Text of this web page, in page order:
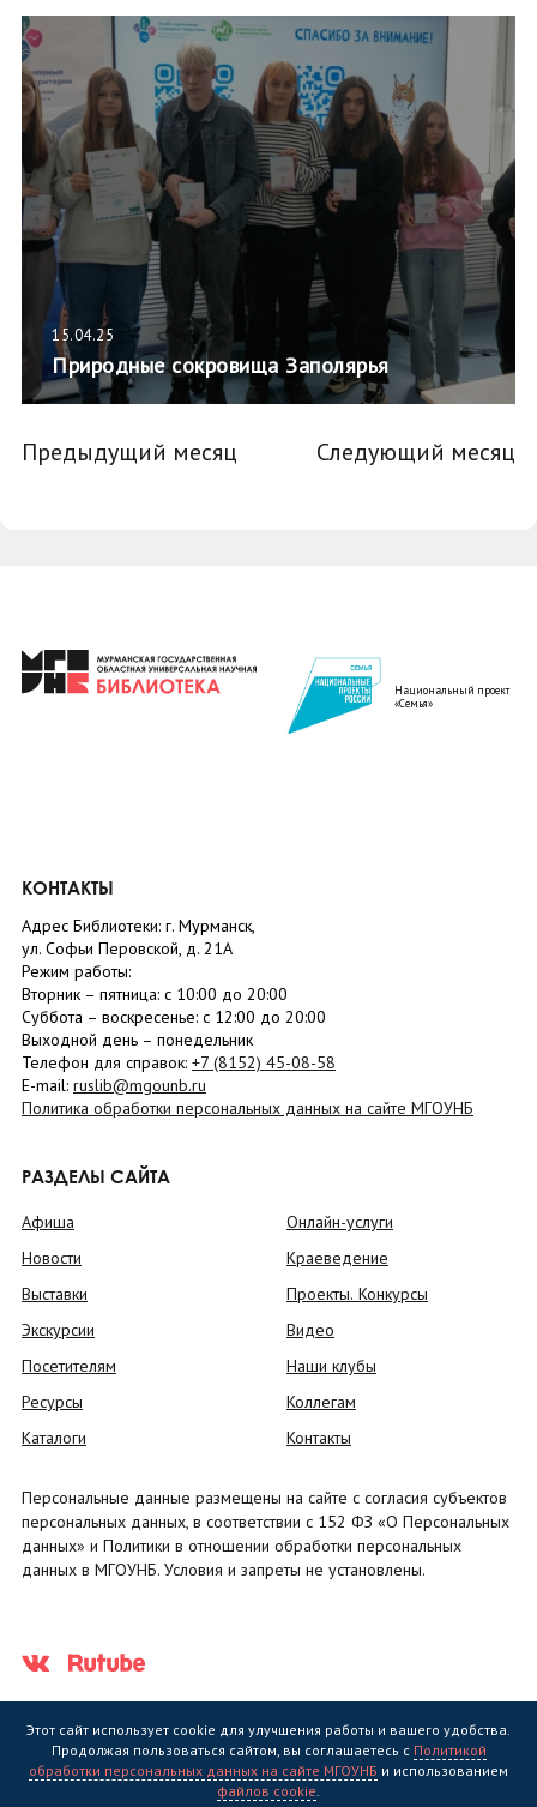
15.04.25
Природные сокровища Заполярья
Предыдущий месяц Следующий месяц
Национальный проект
«Семья»
КОНТАКТЫ
Адрес Библиотеки: г. Мурманск,
ул. Софьи Перовской, д. 21А
Режим работы:
Вторник – пятница: с 10:00 до 20:00
Суббота – воскресенье: c 12:00 до 20:00
Выходной день – понедельник
Телефон для справок: +7 (8152) 45-08-58
E-mail: ruslib@mgounb.ru
Политика обработки персональных данных на сайте МГОУНБ
РАЗДЕЛЫ САЙТА
Афиша
Новости
Выставки
Экскурсии
Посетителям
Ресурсы
Каталоги
Онлайн-услуги
Краеведение
Проекты. Конкурсы
Видео
Наши клубы
Коллегам
Контакты
Персональные данные размещены на сайте с согласия субъектов
персональных данных, в соответствии с 152 ФЗ «О Персональных
данных» и Политики в отношении обработки персональных
данных в МГОУНБ. Условия и запреты не установлены.
Государственное областное бюджетное учреждение культуры
Этот сайт использует cookie для улучшения работы и вашего удобства.
Продолжая пользоваться сайтом, вы соглашаетесь с Политикой
обработки персональных данных на сайте МГОУНБ и использованием
файлов cookie.